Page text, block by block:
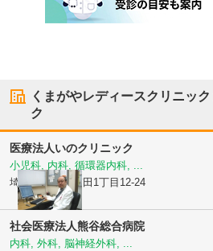
くまがやレディースクリニック
ク
医療法人いのクリニック
小児科, 内科, 循環器内科, ...
埼玉県熊谷市 箱田1丁目12-24
社会医療法人熊谷総合病院
内科, 外科, 脳神経外科, ...